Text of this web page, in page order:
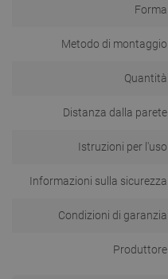
Forma
Metodo di montaggio
Quantità
Distanza dalla parete
Istruzioni per l'uso
Informazioni sulla sicurezza
Condizioni di garanzia
Produttore